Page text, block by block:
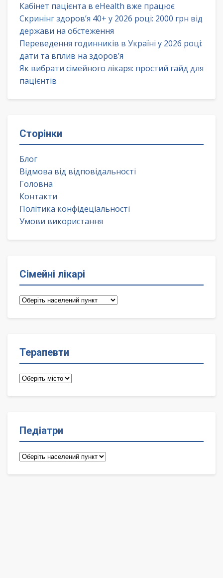
Кабінет пацієнта в eHealth вже працює
Скринінг здоров’я 40+ у 2026 році: 2000 грн від
держави на обстеження
Переведення годинників в Україні у 2026 році:
дати та вплив на здоров’я
Як вибрати сімейного лікаря: простий гайд для
пацієнтів
Сторінки
Блог
Відмова від відповідальності
Головна
Контакти
Політика конфідеціальності
Умови використання
Сімейні лікарі
Сімейні
Терапевти
Терапевти
Педіатри
Педіатри